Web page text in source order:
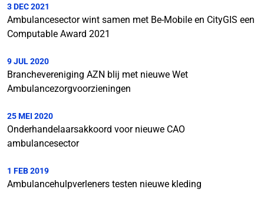
3 DEC 2021
Ambulancesector wint samen met Be-Mobile en CityGIS een
Computable Award 2021
9 JUL 2020
Branchevereniging AZN blij met nieuwe Wet
Ambulancezorgvoorzieningen
25 MEI 2020
Onderhandelaarsakkoord voor nieuwe CAO
ambulancesector
1 FEB 2019
Ambulancehulpverleners testen nieuwe kleding